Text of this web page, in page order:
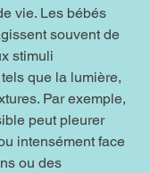
vie. Les bébés
souvent de
stimuli
que la lumière,
Par exemple,
peut pleurer
intensément face
ou des